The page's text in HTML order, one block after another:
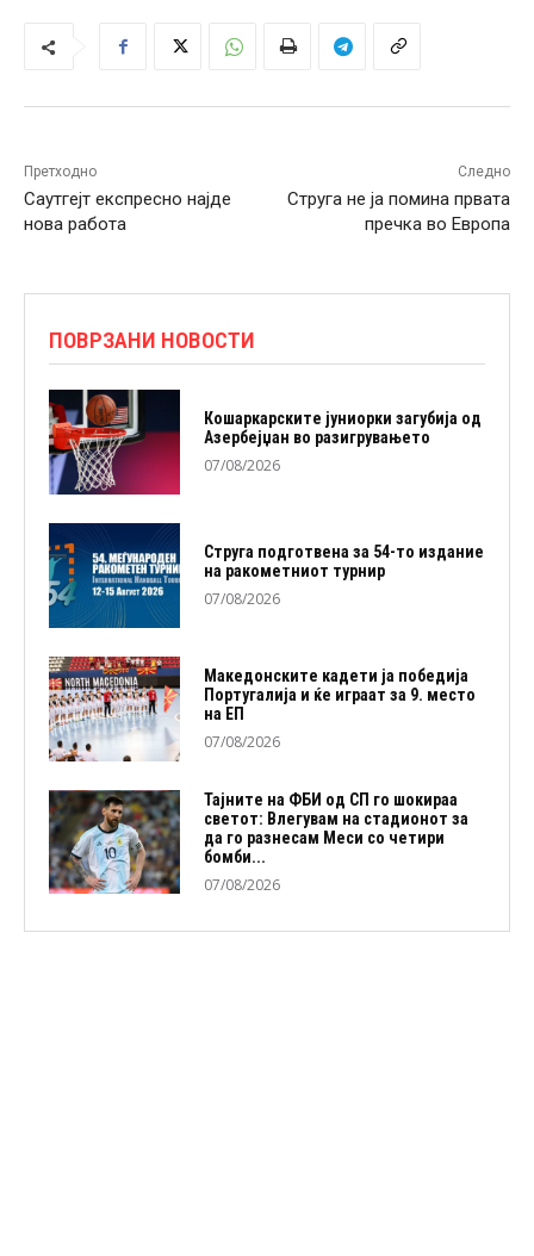
Претходно
Саутгејт експресно најде
нова работа
Следно
Струга не ја помина првата
пречка во Европа
ПОВРЗАНИ НОВОСТИ
Кошаркарските јуниорки загубија од
Азербејџан во разигрувањето
07/08/2026
Струга подготвена за 54-то издание
на ракометниот турнир
07/08/2026
Македонските кадети ја победија
Португалија и ќе играат за 9. место
на ЕП
07/08/2026
Тајните на ФБИ од СП го шокираа
светот: Влегувам на стадионот за
да го разнесам Меси со четири
бомби...
07/08/2026